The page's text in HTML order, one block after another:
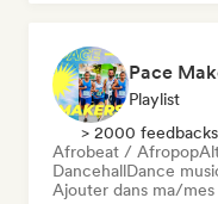
Pace
Playlist
> 2000
Afrobeat / Afropop
DancehallDance
Ajouter dans ma/mes